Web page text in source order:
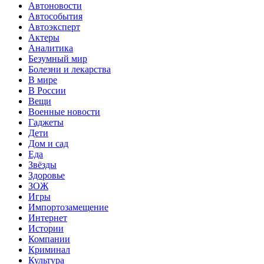
Автоновости
Автособытия
Автоэксперт
Актеры
Аналитика
Безумный мир
Болезни и лекарства
В мире
В России
Вещи
Военные новости
Гаджеты
Дети
Дом и сад
Еда
Звёзды
Здоровье
ЗОЖ
Игры
Импортозамещение
Интернет
Истории
Компании
Криминал
Культура